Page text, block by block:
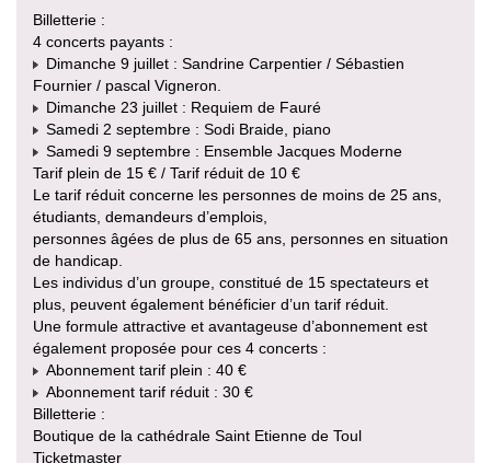
Billetterie :
4 concerts payants :
Dimanche 9 juillet : Sandrine Carpentier / Sébastien
Fournier / pascal Vigneron.
Dimanche 23 juillet : Requiem de Fauré
Samedi 2 septembre : Sodi Braide, piano
Samedi 9 septembre : Ensemble Jacques Moderne
Tarif plein de 15 € / Tarif réduit de 10 €
Le tarif réduit concerne les personnes de moins de 25 ans,
étudiants, demandeurs d’emplois,
personnes âgées de plus de 65 ans, personnes en situation
de handicap.
Les individus d’un groupe, constitué de 15 spectateurs et
plus, peuvent également bénéficier d’un tarif réduit.
Une formule attractive et avantageuse d’abonnement est
également proposée pour ces 4 concerts :
Abonnement tarif plein : 40 €
Abonnement tarif réduit : 30 €
Billetterie :
Boutique de la cathédrale Saint Etienne de Toul
Ticketmaster